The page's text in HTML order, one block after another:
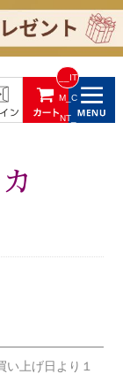
__IT
M_C
NT_
上げ日より１